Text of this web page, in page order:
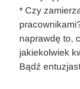
* Czy
naprawdę to,
jakiekolwiek
Bądź